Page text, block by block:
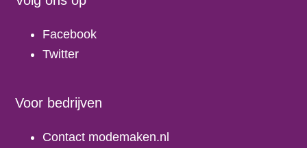
Facebook
Twitter
Voor bedrijven
Contact modemaken.nl